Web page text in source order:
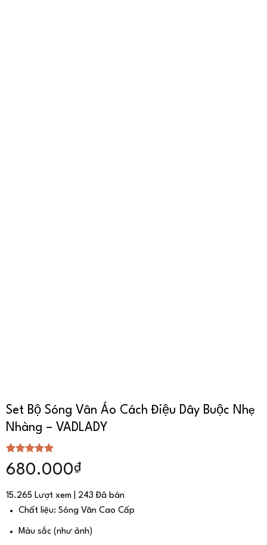
Set Bộ Sóng Vân Áo Cách Điệu Dây Buộc Nhẹ
Nhàng – VADLADY
5.00trên 5
dựa trên
4
680.000₫
15.265 Lượt xem | 243 Đã bán
Chất liệu: Sóng Vân Cao Cấp
Màu sắc (như ảnh)